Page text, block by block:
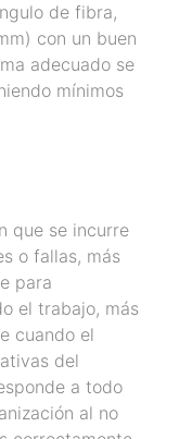
de fibra,
con un buen
adecuado se
mínimos
que se incurre
o fallas, más
para
el trabajo, más
cuando el
del
a todo
al no